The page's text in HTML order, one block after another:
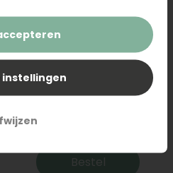
Sanseveria
Bestel
instellingen